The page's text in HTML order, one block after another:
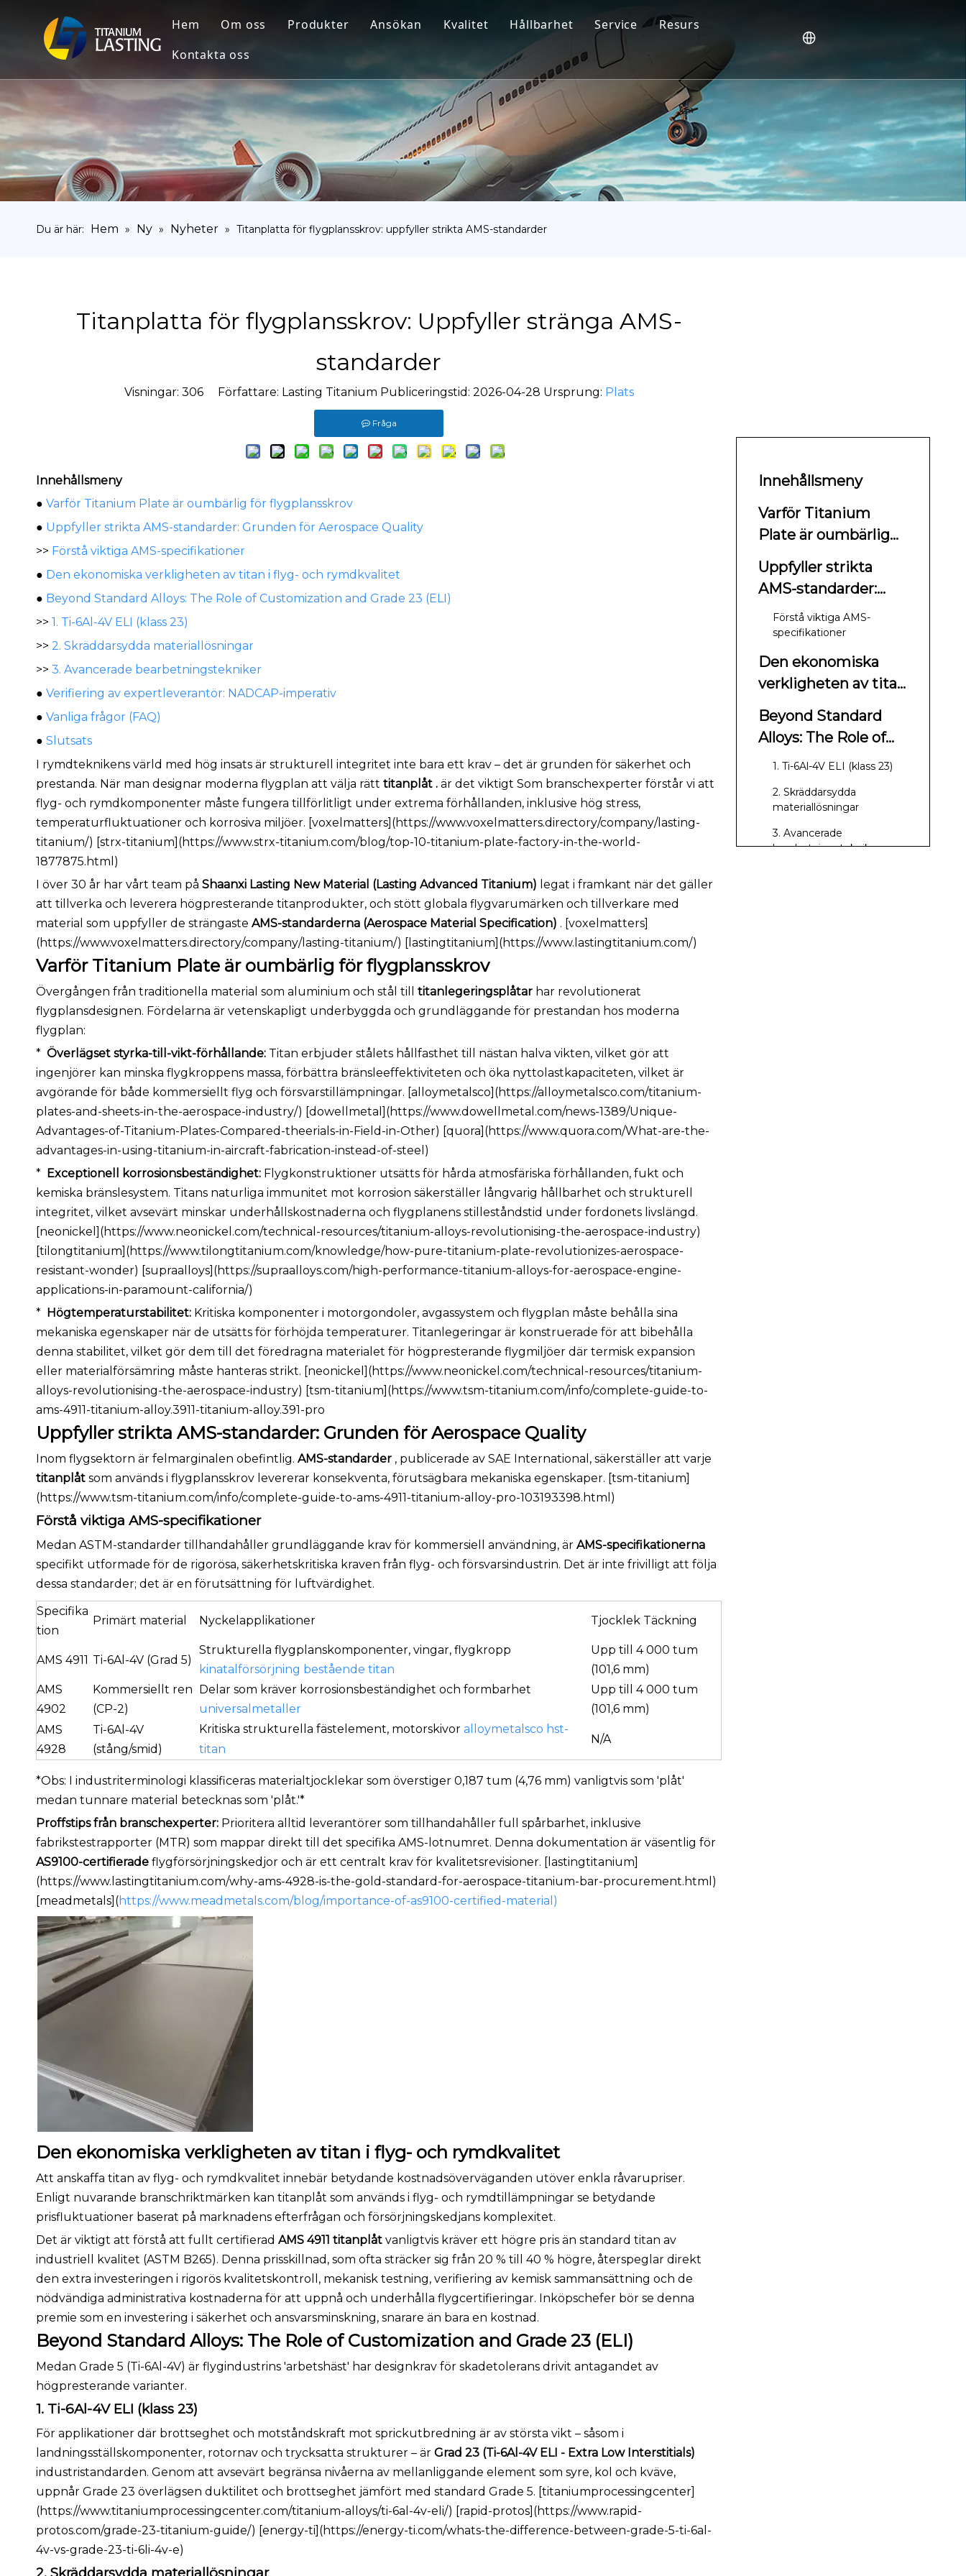
Hem Om oss Produkter
Titan fästelement
Rörkopplingar i titan
Titansmide
Titanplåt
Ansökan
Medicinsk
Marinteknik
Kemisk industri
Kvalitet Hållbarhet Service
Din feedback driver vår innovation
Resurs
Nyheter
Video
FAQ
Kontakta oss
Du är här: Hem » Ny » Nyheter » Titanplatta för flygplansskrov: uppfyller strikta AMS-standarder
Titanplatta för flygplansskrov: Uppfyller stränga AMS-
standarder
Visningar: 306Författare: Lasting Titanium Publiceringstid: 2026-04-28 Ursprung: Plats
Fråga
Innehållsmeny
● Varför Titanium Plate är oumbärlig för flygplansskrov
● Uppfyller strikta AMS-standarder: Grunden för Aerospace Quality
>> Förstå viktiga AMS-specifikationer
● Den ekonomiska verkligheten av titan i flyg- och rymdkvalitet
● Beyond Standard Alloys: The Role of Customization and Grade 23 (ELI)
>> 1. Ti-6Al-4V ELI (klass 23)
>> 2. Skräddarsydda materiallösningar
>> 3. Avancerade bearbetningstekniker
● Verifiering av expertleverantör: NADCAP-imperativ
● Vanliga frågor (FAQ)
● Slutsats
I rymdteknikens värld med hög insats är strukturell integritet inte bara ett krav – det är grunden för säkerhet och
prestanda. När man designar moderna flygplan att välja rätt titanplåt . är det viktigt Som branschexperter förstår vi att
flyg- och rymdkomponenter måste fungera tillförlitligt under extrema förhållanden, inklusive hög stress,
temperaturfluktuationer och korrosiva miljöer. [voxelmatters](https://www.voxelmatters.directory/company/lasting-
titanium/) [strx-titanium](https://www.strx-titanium.com/blog/top-10-titanium-plate-factory-in-the-world-
1877875.html)
I över 30 år har vårt team på Shaanxi Lasting New Material (Lasting Advanced Titanium) legat i framkant när det gäller
att tillverka och leverera högpresterande titanprodukter, och stött globala flygvarumärken och tillverkare med
material som uppfyller de strängaste AMS-standarderna (Aerospace Material Specification) . [voxelmatters]
(https://www.voxelmatters.directory/company/lasting-titanium/) [lastingtitanium](https://www.lastingtitanium.com/)
Varför Titanium Plate är oumbärlig för flygplansskrov
Övergången från traditionella material som aluminium och stål till titanlegeringsplåtar har revolutionerat
flygplansdesignen. Fördelarna är vetenskapligt underbyggda och grundläggande för prestandan hos moderna
flygplan:
* Överlägset styrka-till-vikt-förhållande: Titan erbjuder stålets hållfasthet till nästan halva vikten, vilket gör att
ingenjörer kan minska flygkroppens massa, förbättra bränsleeffektiviteten och öka nyttolastkapaciteten, vilket är
avgörande för både kommersiellt flyg och försvarstillämpningar. [alloymetalsco](https://alloymetalsco.com/titanium-
plates-and-sheets-in-the-aerospace-industry/) [dowellmetal](https://www.dowellmetal.com/news-1389/Unique-
Advantages-of-Titanium-Plates-Compared-theerials-in-Field-in-Other) [quora](https://www.quora.com/What-are-the-
advantages-in-using-titanium-in-aircraft-fabrication-instead-of-steel)
* Exceptionell korrosionsbeständighet: Flygkonstruktioner utsätts för hårda atmosfäriska förhållanden, fukt och
kemiska bränslesystem. Titans naturliga immunitet mot korrosion säkerställer långvarig hållbarhet och strukturell
integritet, vilket avsevärt minskar underhållskostnaderna och flygplanens stilleståndstid under fordonets livslängd.
[neonickel](https://www.neonickel.com/technical-resources/titanium-alloys-revolutionising-the-aerospace-industry)
[tilongtitanium](https://www.tilongtitanium.com/knowledge/how-pure-titanium-plate-revolutionizes-aerospace-
resistant-wonder) [supraalloys](https://supraalloys.com/high-performance-titanium-alloys-for-aerospace-engine-
applications-in-paramount-california/)
* Högtemperaturstabilitet: Kritiska komponenter i motorgondoler, avgassystem och flygplan måste behålla sina
mekaniska egenskaper när de utsätts för förhöjda temperaturer. Titanlegeringar är konstruerade för att bibehålla
denna stabilitet, vilket gör dem till det föredragna materialet för högpresterande flygmiljöer där termisk expansion
eller materialförsämring måste hanteras strikt. [neonickel](https://www.neonickel.com/technical-resources/titanium-
alloys-revolutionising-the-aerospace-industry) [tsm-titanium](https://www.tsm-titanium.com/info/complete-guide-to-
ams-4911-titanium-alloy.3911-titanium-alloy.391-pro
Uppfyller strikta AMS-standarder: Grunden för Aerospace Quality
Inom flygsektorn är felmarginalen obefintlig. AMS-standarder , publicerade av SAE International, säkerställer att varje
titanplåt som används i flygplansskrov levererar konsekventa, förutsägbara mekaniska egenskaper. [tsm-titanium]
(https://www.tsm-titanium.com/info/complete-guide-to-ams-4911-titanium-alloy-pro-103193398.html)
Förstå viktiga AMS-specifikationer
Medan ASTM-standarder tillhandahåller grundläggande krav för kommersiell användning, är AMS-specifikationerna
specifikt utformade för de rigorösa, säkerhetskritiska kraven från flyg- och försvarsindustrin. Det är inte frivilligt att följa
dessa standarder; det är en förutsättning för luftvärdighet.
Specifika
tion
Primärt material Nyckelapplikationer Tjocklek Täckning
AMS 4911 Ti-6Al-4V (Grad 5)
Strukturella flygplanskomponenter, vingar, flygkropp
kinatalförsörjning bestående titan
Upp till 4 000 tum
(101,6 mm)
AMS
4902
Kommersiellt ren
(CP-2)
Delar som kräver korrosionsbeständighet och formbarhet
universalmetaller
Upp till 4 000 tum
(101,6 mm)
AMS
4928
Ti-6Al-4V
(stång/smid)
Kritiska strukturella fästelement, motorskivor alloymetalsco hst-
titan
N/A
*Obs: I industriterminologi klassificeras materialtjocklekar som överstiger 0,187 tum (4,76 mm) vanligtvis som 'plåt'
medan tunnare material betecknas som 'plåt.'*
Proffstips från branschexperter: Prioritera alltid leverantörer som tillhandahåller full spårbarhet, inklusive
fabrikstestrapporter (MTR) som mappar direkt till det specifika AMS-lotnumret. Denna dokumentation är väsentlig för
AS9100-certifierade flygförsörjningskedjor och är ett centralt krav för kvalitetsrevisioner. [lastingtitanium]
(https://www.lastingtitanium.com/why-ams-4928-is-the-gold-standard-for-aerospace-titanium-bar-procurement.html)
[meadmetals](https://www.meadmetals.com/blog/importance-of-as9100-certified-material)
Den ekonomiska verkligheten av titan i flyg- och rymdkvalitet
Att anskaffa titan av flyg- och rymdkvalitet innebär betydande kostnadsöverväganden utöver enkla råvarupriser.
Enligt nuvarande branschriktmärken kan titanplåt som används i flyg- och rymdtillämpningar se betydande
prisfluktuationer baserat på marknadens efterfrågan och försörjningskedjans komplexitet.
Det är viktigt att förstå att fullt certifierad AMS 4911 titanplåt vanligtvis kräver ett högre pris än standard titan av
industriell kvalitet (ASTM B265). Denna prisskillnad, som ofta sträcker sig från 20 % till 40 % högre, återspeglar direkt
den extra investeringen i rigorös kvalitetskontroll, mekanisk testning, verifiering av kemisk sammansättning och de
nödvändiga administrativa kostnaderna för att uppnå och underhålla flygcertifieringar. Inköpschefer bör se denna
premie som en investering i säkerhet och ansvarsminskning, snarare än bara en kostnad.
Beyond Standard Alloys: The Role of Customization and Grade 23 (ELI)
Medan Grade 5 (Ti-6Al-4V) är flygindustrins 'arbetshäst' har designkrav för skadetolerans drivit antagandet av
högpresterande varianter.
1. Ti-6Al-4V ELI (klass 23)
För applikationer där brottseghet och motståndskraft mot sprickutbredning är av största vikt – såsom i
landningsställskomponenter, rotornav och trycksatta strukturer – är Grad 23 (Ti-6Al-4V ELI - Extra Low Interstitials)
industristandarden. Genom att avsevärt begränsa nivåerna av mellanliggande element som syre, kol och kväve,
uppnår Grade 23 överlägsen duktilitet och brottseghet jämfört med standard Grade 5. [titaniumprocessingcenter]
(https://www.titaniumprocessingcenter.com/titanium-alloys/ti-6al-4v-eli/) [rapid-protos](https://www.rapid-
protos.com/grade-23-titanium-guide/) [energy-ti](https://energy-ti.com/whats-the-difference-between-grade-5-ti-6al-
4v-vs-grade-23-ti-6li-4v-e)
Innehållsmeny
Varför Titanium
Plate är oumbärlig
för flygplansskrov
Uppfyller strikta
AMS-standarder:
Grunden för
Aerospace Quality
Förstå viktiga AMS-
specifikationer
Den ekonomiska
verkligheten av titan
i flyg- och
rymdkvalitet
Beyond Standard
Alloys: The Role of
Customization and
1. Ti-6Al-4V ELI (klass 23)
2. Skräddarsydda
materiallösningar
3. Avancerade
bearbetningstekniker